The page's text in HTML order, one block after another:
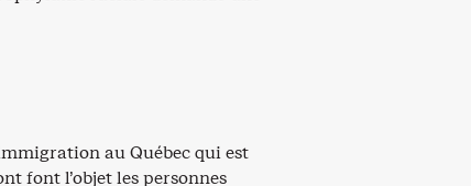
au Québec qui est
font l’objet les personnes